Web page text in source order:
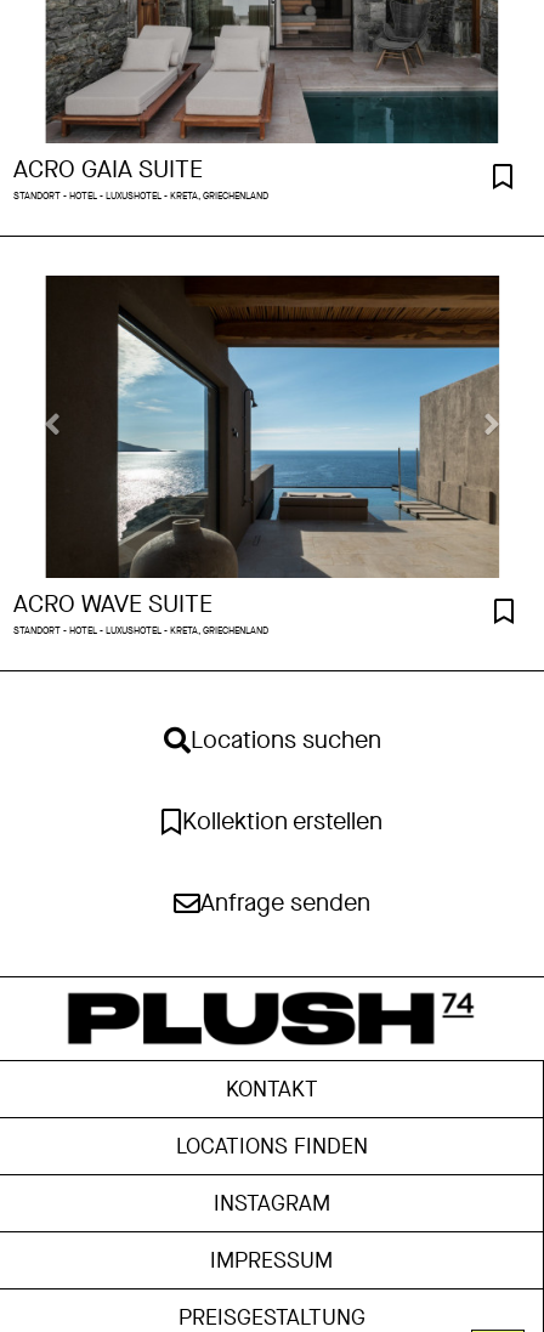
ACRO GAIA SUITE
STANDORT - HOTEL - LUXUSHOTEL - KRETA, GRIECHENLAND
ACRO WAVE SUITE
STANDORT - HOTEL - LUXUSHOTEL - KRETA, GRIECHENLAND
Locations suchen
Kollektion erstellen
Anfrage senden
KONTAKT
LOCATIONS FINDEN
INSTAGRAM
IMPRESSUM
PREISGESTALTUNG